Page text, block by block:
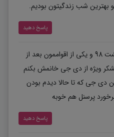
بهترین شب زندگیتون بودیم.
پاسخ دهید
سلام من هم مراسم خودم اردیبهشت 98 و یکی از اقواممون بعد از
ویژه از دی جی خانمش بکنم
دی جی که تا حالا دیدم بودن
پرسنل هم خوبه
پاسخ دهید